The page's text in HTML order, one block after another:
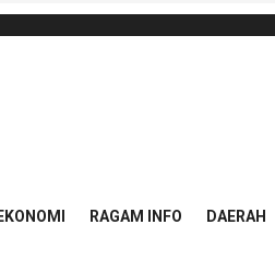
EKONOMI RAGAM INFO DAERAH